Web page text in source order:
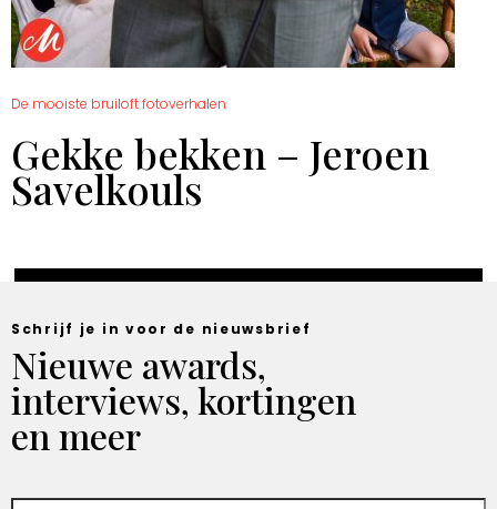
De mooiste bruiloft fotoverhalen
Gekke bekken – Jeroen
Savelkouls
Schrijf je in voor de nieuwsbrief
Nieuwe awards,
interviews, kortingen
en meer